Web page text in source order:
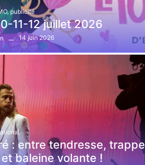
, publicité
11-12 juillet 2026
14 juin 2026
: entre tendresse, trappe
baleine volante !